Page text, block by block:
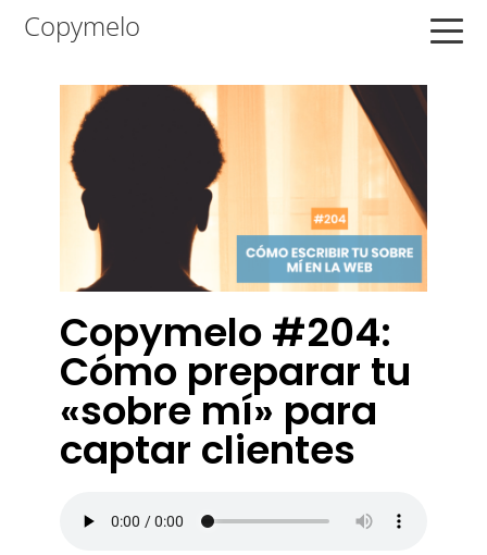
Saltar
navegación
principal
Saltar
contenido
Saltar
principal
Copymelo
Copymelo #204:
Cómo preparar tu
«sobre mí» para
captar clientes